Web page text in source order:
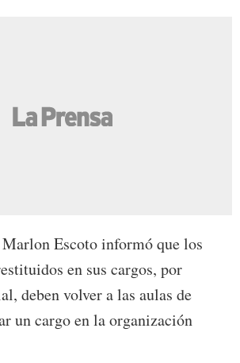
Escoto informó que los
en sus cargos, por
deben volver a las aulas de
un cargo en la organización